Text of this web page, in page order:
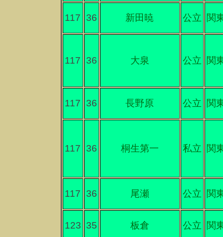
117 36 新田暁 公立 関
117 36 大泉 公立 関
117 36 長野原 公立 関
117 36 桐生第一 私立 関
117 36 尾瀬 公立 関
123 35 板倉 公立 関